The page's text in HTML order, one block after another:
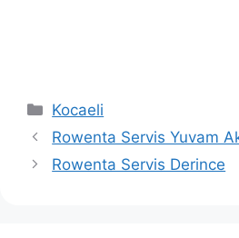
Kategoriler
Kocaeli
Rowenta Servis Yuvam
Rowenta Servis Derince